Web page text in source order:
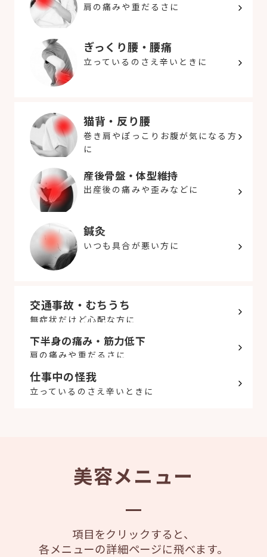
肩の痛みや重だるさに
ぎっくり腰・腰痛
立っているのさえ辛いときに
猫背・反り腰
巻き肩やぽっこりお腹が気になる方
に
産後骨盤・体型維持
出産後の痛みや歪みなどに
鍼灸
いつも具合が悪い方に
交通事故・むちうち
無症状だけど心配な方に
下半身の痛み・筋力低下
肩の痛みや重だるさに
仕事中の怪我
立っているのさえ辛いときに
美容メニュー
項目をクリックすると、
各メニューの詳細ページに飛べます。